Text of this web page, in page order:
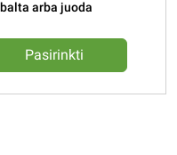
balta arba juoda
Pasirinkti